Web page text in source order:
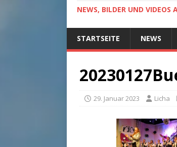
NEWS, BILDER UND VIDEOS
STARTSEITE NEWS
29. Januar 2023 Licha